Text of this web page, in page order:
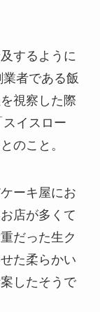
するように
者である飯
視察した際
イスロー
のこと。
ーキ屋にお
店が多くて
だった生ク
た柔らかい
したそうで